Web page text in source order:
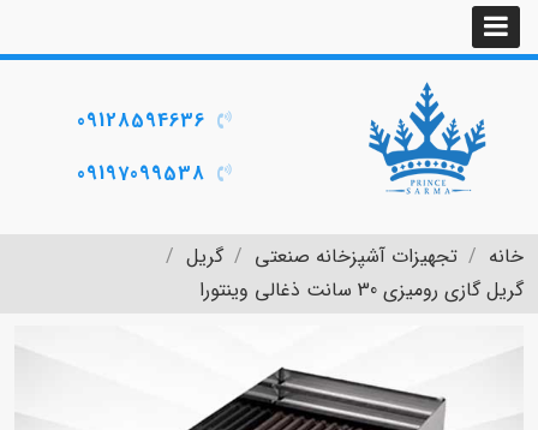
09128594636
09197099538
خانه تجهیزات آشپزخانه صنعتی
گریل
گریل گازی رومیزی 30 سانت ذغالی وینتورا